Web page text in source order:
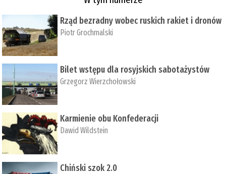
Rząd bezradny wobec ruskich rakiet i dronów
Piotr Grochmalski
Bilet wstępu dla rosyjskich sabotażystów
Grzegorz Wierzchołowski
Karmienie obu Konfederacji
Dawid Wildstein
Chiński szok 2.0